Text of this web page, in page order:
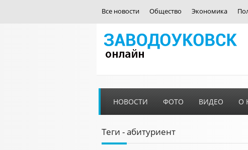
Все новости Общество Экономика
НОВОСТИ ФОТО ВИДЕО О
Теги - абитуриент